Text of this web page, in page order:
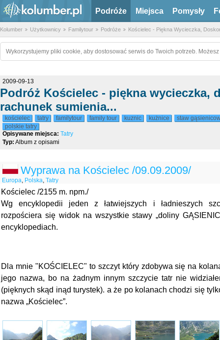
Podróże Miejsca Pomysły
Kolumber Użytkownicy Familytour Podróże Kościelec - Piękna Wycieczka,
Wykorzystujemy pliki cookie, aby dostosować serwis do Twoich potrzeb.
2009-09-13
Podróż Kościelec - piękna wycieczka,
rachunek sumienia...
kościelec tatry familytour family tour kuznic kużnice
staw
polskie tatry
Opisywane miejsca: Tatry
Typ: Album z opisami
Wyprawa na Kościelec /09.09.2009/
Europa, Polska, Tatry
Kościelec /2155 m. npm./
Wg encyklopedii jeden z łatwiejszych i ładnieszych
rozpościera się widok na wszystkie stawy „doliny
encyklopediach.
Dla mnie "KOŚCIELEC" to szczyt który zdobywa się na
jego nazwa, bo na żadnym innym szczycie tatr nie
(pięknych skąd inąd turystek). a że po kolanach chodzi się
nazwa „Kościelec”.